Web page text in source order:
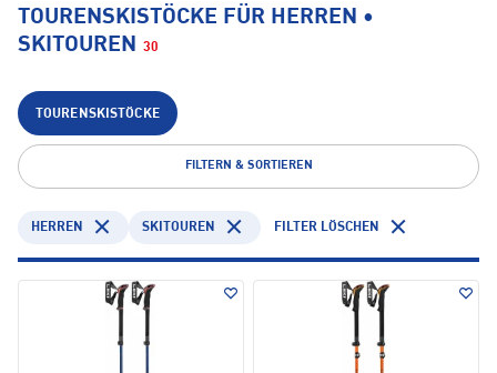
TOURENSKISTÖCKE FÜR HERREN •
SKITOUREN 30
TOURENSKISTÖCKE
FILTERN & SORTIEREN
HERREN SKITOUREN FILTER LÖSCHEN